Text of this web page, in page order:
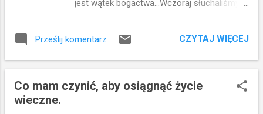
na to złym okiem patrzysz, że ja jestem
mówi ona każdemu z nas? Gdzie w niej
jest wątek bogactwa...Wczoraj słuchaliśmy o
zbawienia brakuje ci tylko sprzedać
wszystko i za Mną pójść... Tamten człowiek,
był gotów poświęcić wszystkiego, co
Prześlij komentarz CZYTAJ WIĘCEJ
Co mam czynić, aby osiągnąć życie
wieczne.